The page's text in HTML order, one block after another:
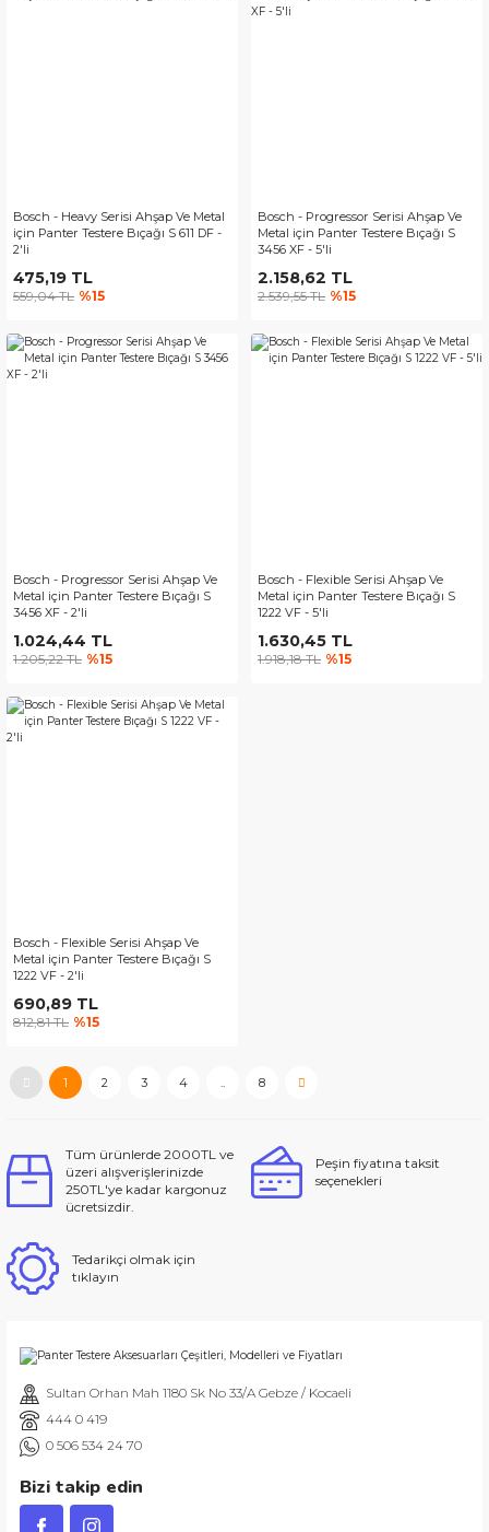
Bosch - Heavy Serisi Ahşap Ve Metal
için Panter Testere Bıçağı S 611 DF -
2'li
475,19 TL
559,04 TL %15
Bosch - Progressor Serisi Ahşap Ve
Metal için Panter Testere Bıçağı S
3456 XF - 5'li
2.158,62 TL
2.539,55 TL %15
Bosch - Progressor Serisi Ahşap Ve
Metal için Panter Testere Bıçağı S
3456 XF - 2'li
1.024,44 TL
1.205,22 TL %15
Bosch - Flexible Serisi Ahşap Ve
Metal için Panter Testere Bıçağı S
1222 VF - 5'li
1.630,45 TL
1.918,18 TL %15
Bosch - Flexible Serisi Ahşap Ve
Metal için Panter Testere Bıçağı S
1222 VF - 2'li
690,89 TL
812,81 TL %15
1 2 3 4 .. 8
Tüm ürünlerde 2000TL ve
üzeri alışverişlerinizde
250TL'ye kadar kargonuz
ücretsizdir.
Peşin fiyatına taksit
seçenekleri
Tedarikçi olmak için
tıklayın
Sultan Orhan Mah 1180 Sk No 33/A Gebze / Kocaeli
444 0 419
0 506 534 24 70
Bizi takip edin